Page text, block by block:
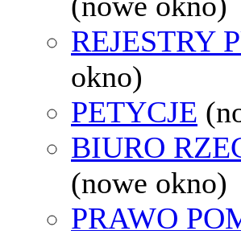
REJESTRY
okno)
PETYCJE
BIURO
(nowe okno)
PRAWO